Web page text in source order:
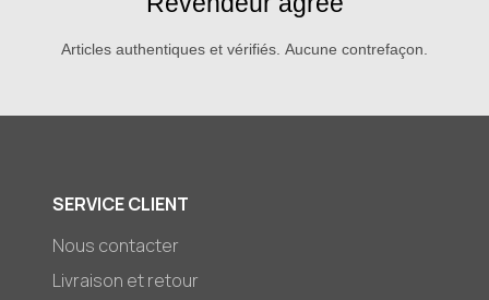
Articles authentiques et vérifiés. Aucune contrefaçon.
SERVICE CLIENT
Nous contacter
Livraison et retour